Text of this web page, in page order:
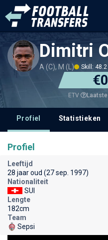
Dimitri
A (C), M (L) Skill: 48.2
ETV
Profiel Statistieken
Profiel
Leeftijd
28 jaar oud (27 sep. 1997)
Nationaliteit
SUI
Lengte
182cm
Team
Sepsi